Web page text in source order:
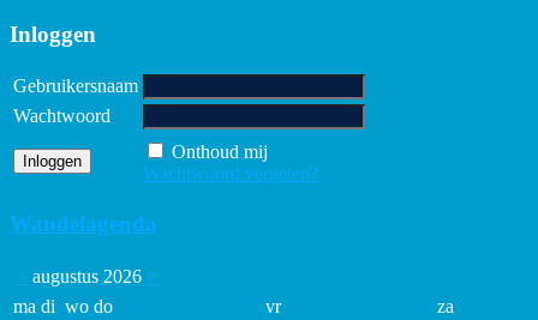
Inloggen
Gebruikersnaam
Wachtwoord
Onthoud mij
Wachtwoord vergeten?
Wandelagenda
< augustus 2026 >
ma di wo do vr
za